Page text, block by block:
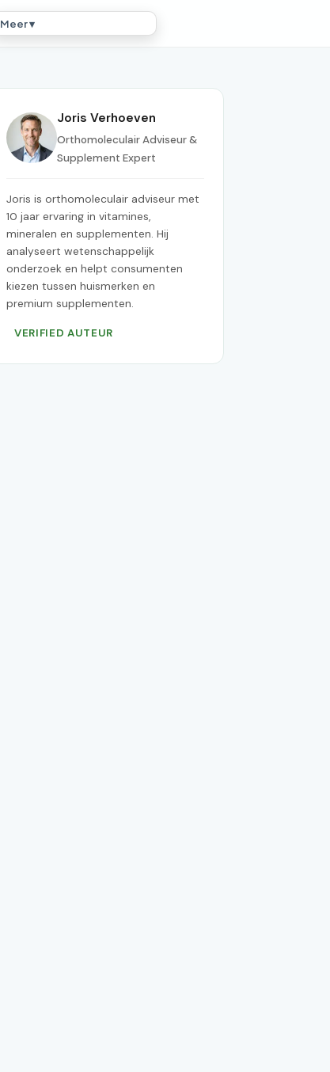
Meer ▾
Joris Verhoeven
Orthomoleculair Adviseur &
Supplement Expert
Joris is orthomoleculair adviseur met
10 jaar ervaring in vitamines,
mineralen en supplementen. Hij
analyseert wetenschappelijk
onderzoek en helpt consumenten
kiezen tussen huismerken en
premium supplementen.
VERIFIED AUTEUR